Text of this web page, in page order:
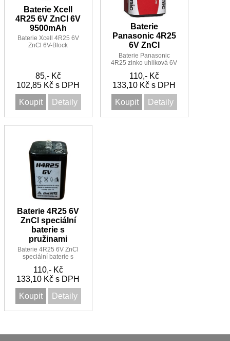
Baterie Xcell
4R25 6V ZnCl 6V
9500mAh
Baterie Xcell 4R25 6V
ZnCl 6V-Block
85,- Kč
102,85 Kč s DPH
Koupit
Detaily
Baterie
Panasonic 4R25
6V ZnCl
Baterie Panasonic
4R25 zinko uhlíková 6V
110,- Kč
133,10 Kč s DPH
Koupit
Detaily
Baterie 4R25 6V
ZnCl speciální
baterie s
pružinami
Baterie 4R25 6V ZnCl
speciální baterie s
110,- Kč
133,10 Kč s DPH
Koupit
Detaily